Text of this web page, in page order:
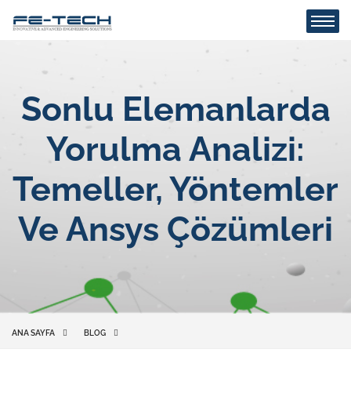
Sonlu Elemanlarda
Yorulma Analizi:
Temeller, Yöntemler
Ve Ansys Çözümleri
ANA SAYFA BLOG